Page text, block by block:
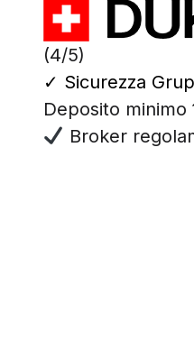
(4/5)
✓ Sicurezza
Deposito minimo
Broker